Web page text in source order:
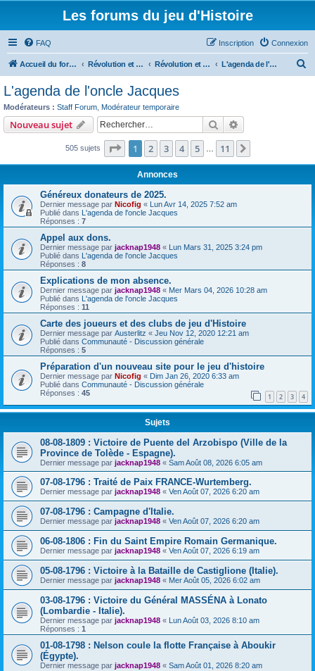
Les forums du jeu d'Histoire
FAQ Connexion
Inscription
Accueil du forum Révolution et Empire Révolution et Empire - Histoire, organisation, ordres de bataille, uniformes et armements L'agenda de l'oncle Jacques
c
L'agenda de l'oncle Jacques
Modérateurs : Staff Forum Modérateur temporaire
Nouveau sujet Rechercher
505 sujets Page 1sur11
1 2 3 4 5 11
Annonces
Généreux donateurs de 2025.
Dernier message par Nicofig « Lun Avr 14, 2025 7:52 am
Publié dans L'agenda de l'oncle Jacques
Réponses : 7
Appel aux dons.
Dernier message par jacknap1948 « Lun Mars 31, 2025 3:24 pm
Publié dans L'agenda de l'oncle Jacques
Réponses : 8
Explications de mon absence.
Dernier message par jacknap1948 « Mer Mars 04, 2026 10:28 am
Publié dans L'agenda de l'oncle Jacques
Réponses : 11
Carte des joueurs et des clubs de jeu d'Histoire
Dernier message par Austerlitz « Jeu Nov 12, 2020 12:21 am
Publié dans Communauté - Discussion générale
Réponses : 5
Préparation d'un nouveau site pour le jeu d'histoire
Dernier message par Nicofig « Dim Jan 26, 2020 6:33 am
Publié dans Communauté - Discussion générale
Réponses : 45 1 2 3 4
Sujets
08-08-1809 : Victoire de Puente del Arzobispo (Ville de la
Province de Tolède - Espagne).
Dernier message par jacknap1948 « Sam Août 08, 2026 6:05 am
07-08-1796 : Traité de Paix FRANCE-Wurtemberg.
Dernier message par jacknap1948 « Ven Août 07, 2026 6:20 am
07-08-1796 : Campagne d'Italie.
Dernier message par jacknap1948 « Ven Août 07, 2026 6:20 am
06-08-1806 : Fin du Saint Empire Romain Germanique.
Dernier message par jacknap1948 « Ven Août 07, 2026 6:19 am
05-08-1796 : Victoire à la Bataille de Castiglione (Italie).
Dernier message par jacknap1948 « Mer Août 05, 2026 6:02 am
03-08-1796 : Victoire du Général MASSÉNA à Lonato
(Lombardie - Italie).
Dernier message par jacknap1948 « Lun Août 03, 2026 8:10 am
Réponses : 1
01-08-1798 : Nelson coule la flotte Française à Aboukir
(Égypte).
Dernier message par jacknap1948 « Sam Août 01, 2026 8:20 am